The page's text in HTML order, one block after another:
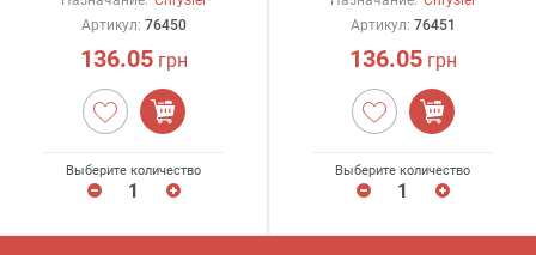
Артикул: 76450
136.05грн
Выберите количество
Артикул: 76451
136.05грн
Выберите количество